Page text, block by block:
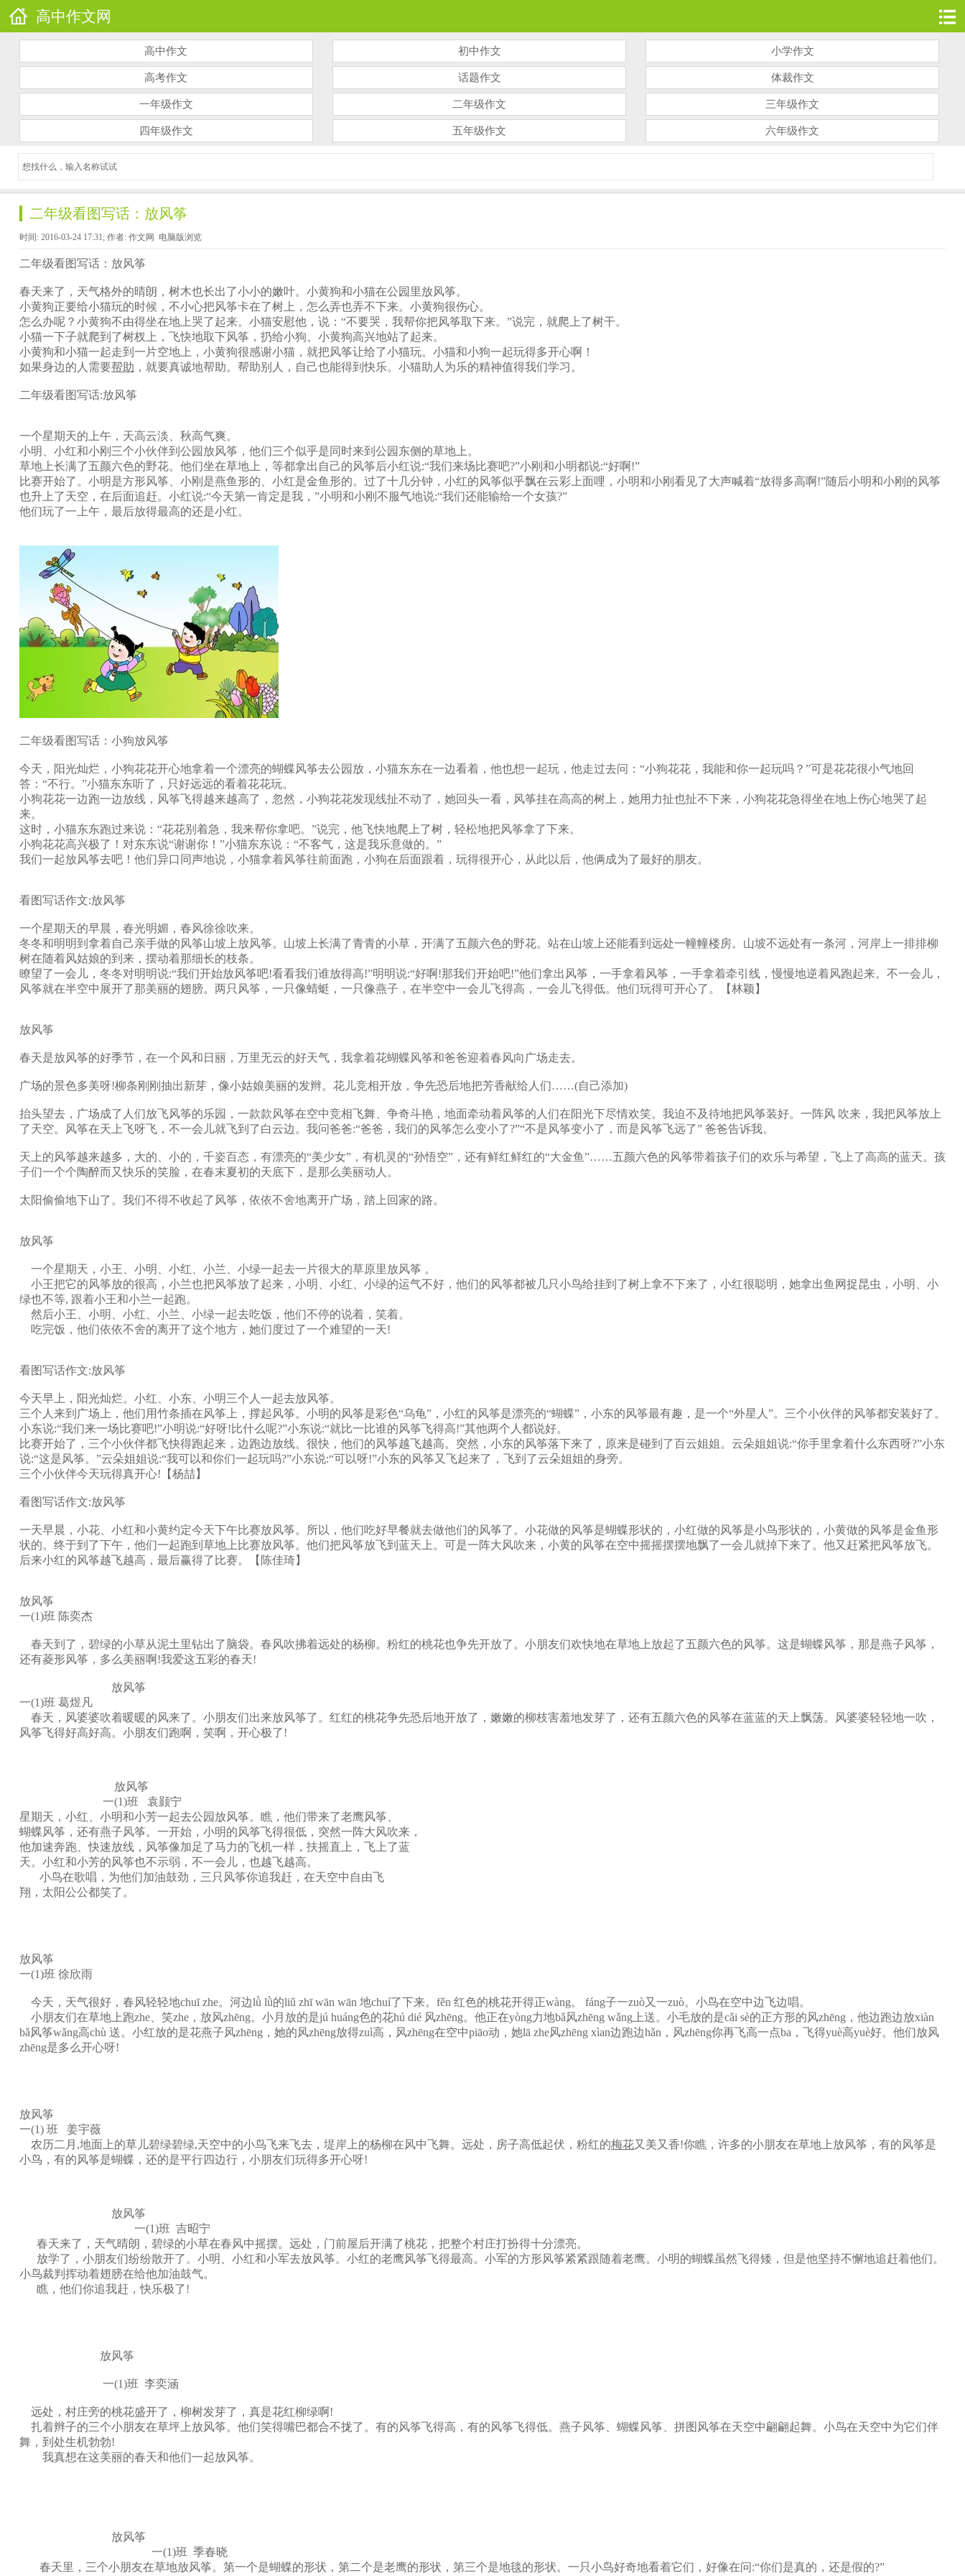
高中作文网
高中作文 初中作文 小学作文
高考作文 话题作文 体裁作文
一年级作文 二年级作文 三年级作文
四年级作文 五年级作文 六年级作文
二年级看图写话：放风筝
时间: 2016-03-24 17:31; 作者: 作文网 电脑版浏览
二年级看图写话：放风筝
春天来了，天气格外的晴朗，树木也长出了小小的嫩叶。小黄狗和小猫在公园里放风筝。
小黄狗正要给小猫玩的时候，不小心把风筝卡在了树上，怎么弄也弄不下来。小黄狗很伤心。
怎么办呢？小黄狗不由得坐在地上哭了起来。小猫安慰他，说：“不要哭，我帮你把风筝取下来。”说完，就爬上了树干。
小猫一下子就爬到了树杈上，飞快地取下风筝，扔给小狗。小黄狗高兴地站了起来。
小黄狗和小猫一起走到一片空地上，小黄狗很感谢小猫，就把风筝让给了小猫玩。小猫和小狗一起玩得多开心啊！
如果身边的人需要帮助 ，就要真诚地帮助。帮助别人，自己也能得到快乐。小猫助人为乐的精神值得我们学习。
二年级看图写话:放风筝
一个星期天的上午，天高云淡、秋高气爽。
小明、小红和小刚三个小伙伴到公园放风筝，他们三个似乎是同时来到公园东侧的草地上。
草地上长满了五颜六色的野花。他们坐在草地上，等都拿出自己的风筝后小红说:“我们来场比赛吧?”小刚和小明都说:“好啊!”
比赛开始了。小明是方形风筝、小刚是燕鱼形的、小红是金鱼形的。过了十几分钟，小红的风筝似乎飘在云彩上面哩，小明和小刚看见了大声喊着“放得多高啊!”随后小明和小刚的风筝
也升上了天空，在后面追赶。小红说:“今天第一肯定是我，”小明和小刚不服气地说:“我们还能输给一个女孩?”
他们玩了一上午，最后放得最高的还是小红。
二年级看图写话：小狗放风筝
今天，阳光灿烂，小狗花花开心地拿着一个漂亮的蝴蝶风筝去公园放，小猫东东在一边看着，他也想一起玩，他走过去问：“小狗花花，我能和你一起玩吗？”可是花花很小气地回
答：“不行。”小猫东东听了，只好远远的看着花花玩。
小狗花花一边跑一边放线，风筝飞得越来越高了，忽然，小狗花花发现线扯不动了，她回头一看，风筝挂在高高的树上，她用力扯也扯不下来，小狗花花急得坐在地上伤心地哭了起
来。
这时，小猫东东跑过来说：“花花别着急，我来帮你拿吧。”说完，他飞快地爬上了树，轻松地把风筝拿了下来。
小狗花花高兴极了！对东东说“谢谢你！”小猫东东说：“不客气，这是我乐意做的。”
我们一起放风筝去吧！他们异口同声地说，小猫拿着风筝往前面跑，小狗在后面跟着，玩得很开心，从此以后，他俩成为了最好的朋友。
看图写话作文:放风筝
一个星期天的早晨，春光明媚，春风徐徐吹来。
冬冬和明明到拿着自己亲手做的风筝山坡上放风筝。山坡上长满了青青的小草，开满了五颜六色的野花。站在山坡上还能看到远处一幢幢楼房。山坡不远处有一条河，河岸上一排排柳
树在随着风姑娘的到来，摆动着那细长的枝条。
瞭望了一会儿，冬冬对明明说:“我们开始放风筝吧!看看我们谁放得高!”明明说:“好啊!那我们开始吧!”他们拿出风筝，一手拿着风筝，一手拿着牵引线，慢慢地逆着风跑起来。不一会儿，
风筝就在半空中展开了那美丽的翅膀。两只风筝，一只像蜻蜓，一只像燕子，在半空中一会儿飞得高，一会儿飞得低。他们玩得可开心了。【林颖】
放风筝
春天是放风筝的好季节，在一个风和日丽，万里无云的好天气，我拿着花蝴蝶风筝和爸爸迎着春风向广场走去。
广场的景色多美呀!柳条刚刚抽出新芽，像小姑娘美丽的发辫。花儿竞相开放，争先恐后地把芳香献给人们……(自己添加)
抬头望去，广场成了人们放飞风筝的乐园，一款款风筝在空中竞相飞舞、争奇斗艳，地面牵动着风筝的人们在阳光下尽情欢笑。我迫不及待地把风筝装好。一阵风 吹来，我把风筝放上
了天空。风筝在天上飞呀飞，不一会儿就飞到了白云边。我问爸爸:“爸爸，我们的风筝怎么变小了?”“不是风筝变小了，而是风筝飞远了” 爸爸告诉我。
天上的风筝越来越多，大的、小的，千姿百态，有漂亮的“美少女”，有机灵的“孙悟空”，还有鲜红鲜红的“大金鱼”……五颜六色的风筝带着孩子们的欢乐与希望，飞上了高高的蓝天。孩
子们一个个陶醉而又快乐的笑脸，在春末夏初的天底下，是那么美丽动人。
太阳偷偷地下山了。我们不得不收起了风筝，依依不舍地离开广场，踏上回家的路。
放风筝
一个星期天，小王、小明、小红、小兰、小绿一起去一片很大的草原里放风筝 。
小王把它的风筝放的很高，小兰也把风筝放了起来，小明、小红、小绿的运气不好，他们的风筝都被几只小鸟给挂到了树上拿不下来了，小红很聪明，她拿出鱼网捉昆虫，小明、小
绿也不等, 跟着小王和小兰一起跑。
然后小王、小明、小红、小兰、小绿一起去吃饭，他们不停的说着，笑着。
吃完饭，他们依依不舍的离开了这个地方，她们度过了一个难望的一天!
看图写话作文:放风筝
今天早上，阳光灿烂。小红、小东、小明三个人一起去放风筝。
三个人来到广场上，他们用竹条插在风筝上，撑起风筝。小明的风筝是彩色“乌龟”，小红的风筝是漂亮的“蝴蝶”，小东的风筝最有趣，是一个“外星人”。三个小伙伴的风筝都安装好了。
小东说:“我们来一场比赛吧!”小明说:“好呀!比什么呢?”小东说:“就比一比谁的风筝飞得高!”其他两个人都说好。
比赛开始了，三个小伙伴都飞快得跑起来，边跑边放线。很快，他们的风筝越飞越高。突然，小东的风筝落下来了，原来是碰到了百云姐姐。云朵姐姐说:“你手里拿着什么东西呀?”小东
说:“这是风筝。”云朵姐姐说:“我可以和你们一起玩吗?”小东说:“可以呀!”小东的风筝又飞起来了，飞到了云朵姐姐的身旁。
三个小伙伴今天玩得真开心!【杨喆】
看图写话作文:放风筝
一天早晨，小花、小红和小黄约定今天下午比赛放风筝。所以，他们吃好早餐就去做他们的风筝了。小花做的风筝是蝴蝶形状的，小红做的风筝是小鸟形状的，小黄做的风筝是金鱼形
状的。终于到了下午，他们一起跑到草地上比赛放风筝。他们把风筝放飞到蓝天上。可是一阵大风吹来，小黄的风筝在空中摇摇摆摆地飘了一会儿就掉下来了。他又赶紧把风筝放飞。
后来小红的风筝越飞越高，最后赢得了比赛。【陈佳琦】
放风筝
一(1)班 陈奕杰
春天到了，碧绿的小草从泥土里钻出了脑袋。春风吹拂着远处的杨柳。粉红的桃花也争先开放了。小朋友们欢快地在草地上放起了五颜六色的风筝。这是蝴蝶风筝，那是燕子风筝，
还有菱形风筝，多么美丽啊!我爱这五彩的春天!
放风筝
一(1)班 葛煜凡
春天，风婆婆吹着暖暖的风来了。小朋友们出来放风筝了。红红的桃花争先恐后地开放了，嫩嫩的柳枝害羞地发芽了，还有五颜六色的风筝在蓝蓝的天上飘荡。风婆婆轻轻地一吹，
风筝飞得好高好高。小朋友们跑啊，笑啊，开心极了!
放风筝
一(1)班 袁颢宁
星期天，小红、小明和小芳一起去公园放风筝。瞧，他们带来了老鹰风筝、
蝴蝶风筝，还有燕子风筝。一开始，小明的风筝飞得很低，突然一阵大风吹来，
他加速奔跑、快速放线，风筝像加足了马力的飞机一样，扶摇直上，飞上了蓝
天。小红和小芳的风筝也不示弱，不一会儿，也越飞越高。
小鸟在歌唱，为他们加油鼓劲，三只风筝你追我赶，在天空中自由飞
翔，太阳公公都笑了。
放风筝
一(1)班 徐欣雨
今天，天气很好，春风轻轻地chuī zhe。河边lǜ lǜ的liǔ zhī wān wān 地chuí了下来。fěn 红色的桃花开得正wàng。 fáng子一zuò又一zuò。小鸟在空中边飞边唱。
小朋友们在草地上跑zhe、笑zhe，放风zhēng。小月放的是jú huáng色的花hú dié 风zhēng。他正在yòng力地bǎ风zhēng wǎng上送。小毛放的是cǎi sè的正方形的风zhēng，他边跑边放xiàn
bǎ风筝wǎng高chù 送。小红放的是花燕子风zhēng，她的风zhēng放得zuì高，风zhēng在空中piāo动，她lā zhe风zhēng xìan边跑边hǎn，风zhēng你再飞高一点ba，飞得yuè高yuè好。他们放风
zhēng是多么开心呀!
放风筝
一(1) 班 姜宇薇
农历二月,地面上的草儿碧绿碧绿,天空中的小鸟飞来飞去，堤岸上的杨柳在风中飞舞。远处，房子高低起伏，粉红的梅花又美又香!你瞧，许多的小朋友在草地上放风筝，有的风筝是
小鸟，有的风筝是蝴蝶，还的是平行四边行，小朋友们玩得多开心呀!
放风筝
一(1)班 吉昭宁
春天来了，天气晴朗，碧绿的小草在春风中摇摆。远处，门前屋后开满了桃花，把整个村庄打扮得十分漂亮。
放学了，小朋友们纷纷散开了。小明、小红和小军去放风筝。小红的老鹰风筝飞得最高。小军的方形风筝紧紧跟随着老鹰。小明的蝴蝶虽然飞得矮，但是他坚持不懈地追赶着他们。
小鸟裁判挥动着翅膀在给他加油鼓气。
瞧，他们你追我赶，快乐极了!
放风筝
一(1)班 李奕涵
远处，村庄旁的桃花盛开了，柳树发芽了，真是花红柳绿啊!
扎着辫子的三个小朋友在草坪上放风筝。他们笑得嘴巴都合不拢了。有的风筝飞得高，有的风筝飞得低。燕子风筝、蝴蝶风筝、拼图风筝在天空中翩翩起舞。小鸟在天空中为它们伴
舞，到处生机勃勃!
我真想在这美丽的春天和他们一起放风筝。
放风筝
一(1)班 季春晓
春天里，三个小朋友在草地放风筝。第一个是蝴蝶的形状，第二个是老鹰的形状，第三个是地毯的形状。一只小鸟好奇地看着它们，好像在问:“你们是真的，还是假的?”